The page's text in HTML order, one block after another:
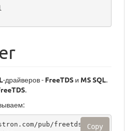
-драйверов - FreeTDS и MS SQL.
.
pub/freetds/stabl
Copy